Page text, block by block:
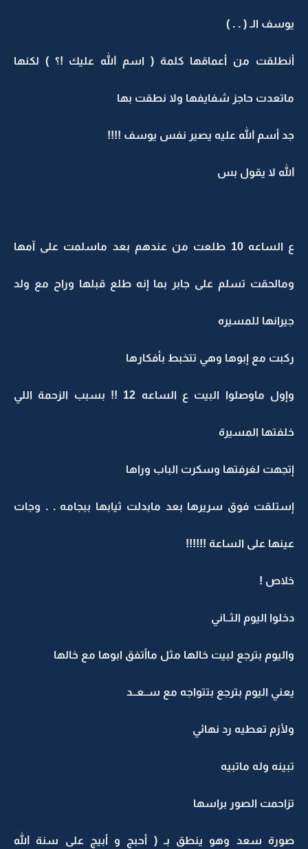
يوسف الـ ( . . )
أنطلقت من أعماقها كلمة ( اسم الله عليك !؟ ) لكنها
ماتعدت حاجز شفايفها ولا نطقت بها
جد أسم الله عليه يصير نفس يوسف !!!!
الله لا يقول بس
ع الساعه 10 طلعت من عندهم بعد ماسلمت على آمها
ومالحقت تسلم على جابر بما إنه طلع قبلها وراح مع ولد
جيرانها للمسيره
ركبت مع إبوها وهي تتخبط بأفكارها
وإول ماوصلوا البيت ع الساعه 12 !! بسبب الزحمة اللي
خلفتها المسيرة
إتجهت لغرفتها وسكرت الباب وراها
إستلقت فوق سريرها بعد مابدلت ثيابها ببجامه . . وجات
عينها على الساعة !!!!!!
خلاص !
دخلوا اليوم الثــاني
واليوم بترجع لبيت خالها مثل ماأتفق ابوها مع خالها
يعني اليوم بترجع بتتواجه مع ســعــد
ولأزم تعطيه رد نهائي
تبينه وله ماتبيه
تزاحمت الصور براسها
صورة سعد وهو ينطق بـ ( أحبج و أبيج على سنة الله